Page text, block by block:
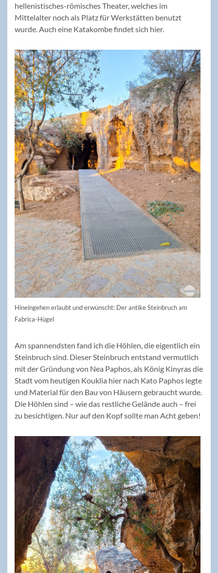
hellenistisches-römisches Theater, welches im
Mittelalter noch als Platz für Werkstätten benutzt
wurde. Auch eine Katakombe findet sich hier.
Hineingehen erlaubt und erwünscht: Der antike Steinbruch am
Fabrica-Hügel
Am spannendsten fand ich die Höhlen, die eigentlich ein
Steinbruch sind. Dieser Steinbruch entstand vermutlich
mit der Gründung von Nea Paphos, als König Kinyras die
Stadt vom heutigen Kouklia hier nach Kato Paphos legte
und Material für den Bau von Häusern gebraucht wurde.
Die Höhlen sind – wie das restliche Gelände auch – frei
zu besichtigen. Nur auf den Kopf sollte man Acht geben!